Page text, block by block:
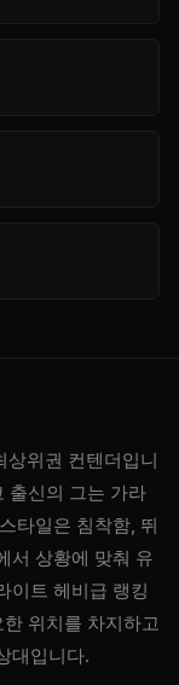
상위권 컨텐더입니
출신의 그는 가라
타일은 침착함, 뛰
서 상황에 맞춰 유
이트 헤비급 랭킹
위치를 차지하고
대입니다.